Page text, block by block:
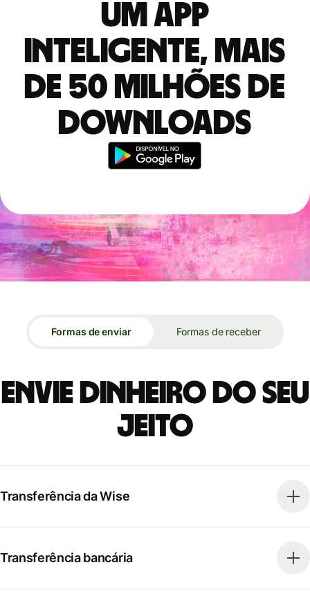
Um app
inteligente, mais
de 50 milhões de
downloads
Formas de enviar Formas de receber
Envie dinheiro do seu
jeito
Transferência da Wise
Transferência bancária